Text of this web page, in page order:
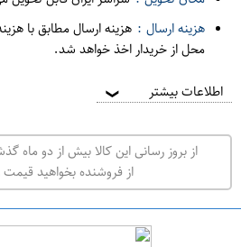
هزینه ارسال : هزینه ارسال مطابق با
محل از خریدار اخذ خواهد شد.
اطلاعات بیشتر ❯
از بروز رسانی این کالا بیش از دو ماه
از فروشنده بخواهید قیمت